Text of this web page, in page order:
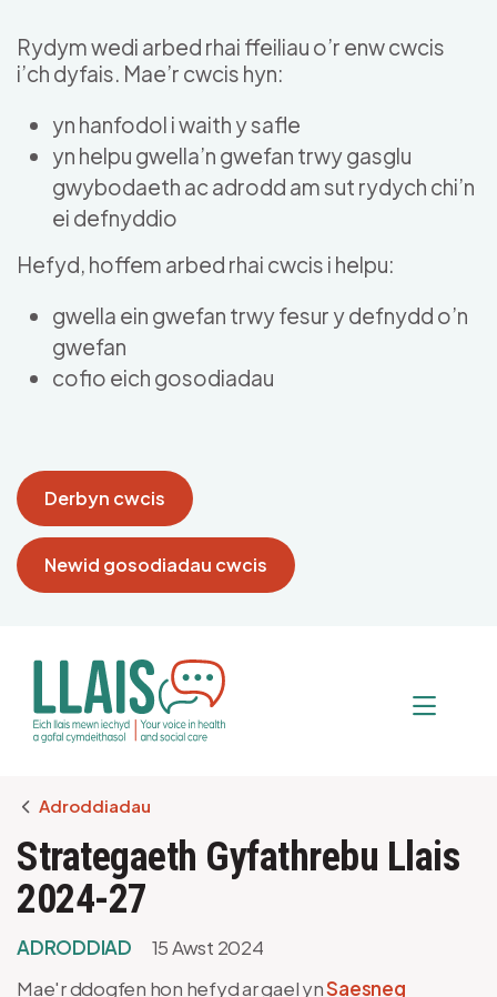
Rydym wedi arbed rhai ffeiliau o’r enw cwcis
i’ch dyfais. Mae’r cwcis hyn:
yn hanfodol i waith y safle
yn helpu gwella’n gwefan trwy gasglu
gwybodaeth ac adrodd am sut rydych chi’n
ei defnyddio
Hefyd, hoffem arbed rhai cwcis i helpu:
gwella ein gwefan trwy fesur y defnydd o’n
gwefan
cofio eich gosodiadau
Derbyn cwcis
Newid gosodiadau cwcis
Breadcrumb
Adroddiadau
Strategaeth Gyfathrebu Llais
2024-27
ADRODDIAD
15 Awst 2024
Mae'r ddogfen hon hefyd ar gael ynSaesneg